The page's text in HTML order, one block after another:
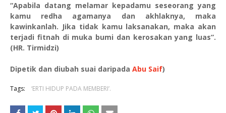
“Apabila datang melamar kepadamu seseorang yang
kamu redha agamanya dan akhlaknya, maka
kawinkanlah. Jika tidak kamu laksanakan, maka akan
terjadi fitnah di muka bumi dan kerosakan yang luas”.
(HR. Tirmidzi)
Dipetik dan diubah suai daripada Abu Saif)
Tags: ‘ERTI HIDUP PADA MEMBERI’.